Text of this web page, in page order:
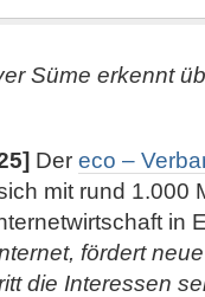
Süme erkennt
Der eco –
mit rund 1.000
in
fördert
die Interessen